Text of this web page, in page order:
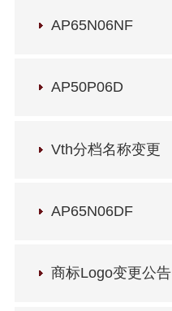
AP65N06NF
AP50P06D
Vth分档名称变更
AP65N06DF
商标Logo变更公告